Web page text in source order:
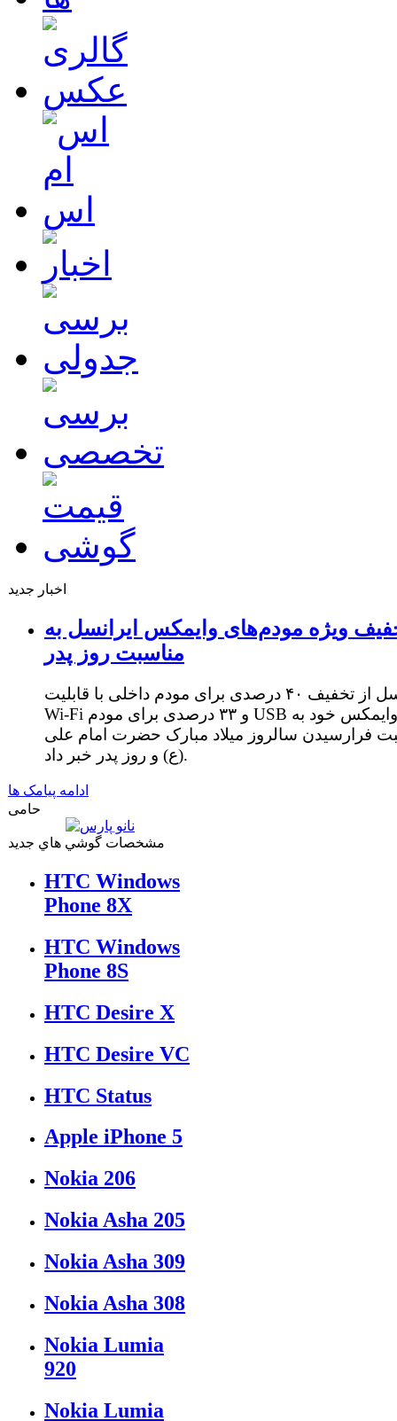
اخبار جدید
ویژه مودم‌های وایمکس ایرانسل به
مناسبت روز پدر
ایرانسل از تخفیف ۴۰ درصدی برای مودم داخلی با قابلیت
Wi-Fi و ۳۳ درصدی برای مودم USB وایمکس خود به
فرارسیدن سالروز میلاد مبارک حضرت امام علی
(ع) و روز پدر خبر داد.
ادامه پیامک ها
حامی
مشخصات گوشي هاي جديد
HTC Windows
Phone 8X
HTC Windows
Phone 8S
HTC Desire X
HTC Desire VC
HTC Status
Apple iPhone 5
Nokia 206
Nokia Asha 205
Nokia Asha 309
Nokia Asha 308
Nokia Lumia
920
Nokia Lumia